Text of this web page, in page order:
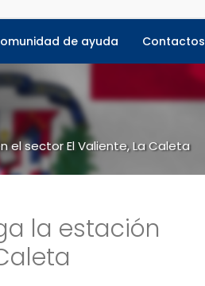
de ayuda Contactos
el sector El Valiente, La Caleta
la estación